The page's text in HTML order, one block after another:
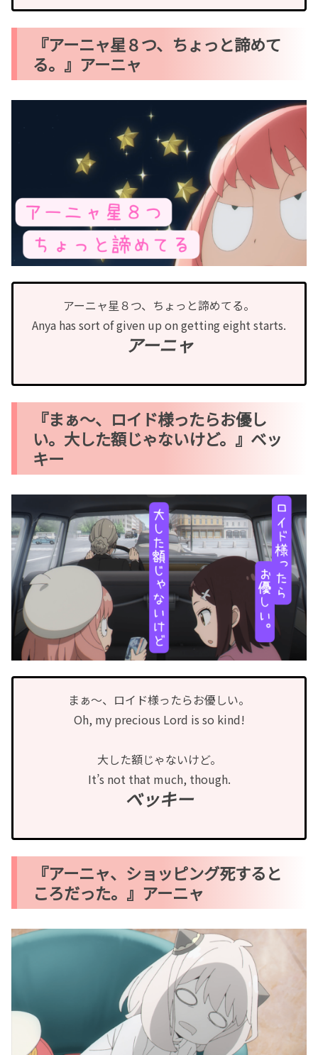
『アーニャ星８つ、ちょっと諦めて
る。』アーニャ
アーニャ星８つ、ちょっと諦めてる。
Anya has sort of given up on getting eight starts.
アーニャ
『まぁ〜、ロイド様ったらお優し
い。大した額じゃないけど。』ベッ
キー
まぁ〜、ロイド様ったらお優しい。
Oh, my precious Lord is so kind!
大した額じゃないけど。
It’s not that much, though.
ベッキー
『アーニャ、ショッピング死すると
ころだった。』アーニャ